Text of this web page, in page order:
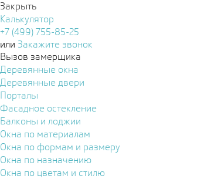
Закрыть
Калькулятор
+7 (499) 755-85-25
или Закажите звонок
Вызов замерщика
Деревянные окна
Деревянные двери
Порталы
Фасадное остекление
Балконы и лоджии
Окна по материалам
Окна по формам и размеру
Окна по назначению
Окна по цветам и стилю